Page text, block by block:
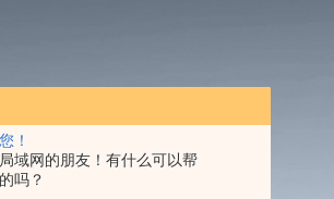
！
域网的朋友！有什么可以帮
吗？